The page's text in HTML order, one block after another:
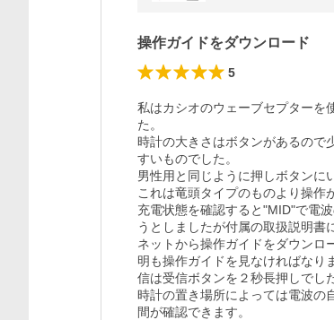
操作ガイドをダウンロード
5
私はカシオのウェーブセプターを
た。
時計の大きさはボタンがあるので
すいものでした。
男性用と同じように押しボタンに
これは竜頭タイプのものより操作
充電状態を確認すると"MID"で電
うとしましたが付属の取扱説明書
ネットから操作ガイドをダウンロ
明も操作ガイドを見なければなり
信は受信ボタンを２秒長押しでし
時計の置き場所によっては電波の
間が確認できます。